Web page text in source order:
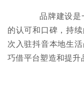
品牌建设是
的认可和口碑，持
次入驻抖音本地生
巧借平台塑造和提升